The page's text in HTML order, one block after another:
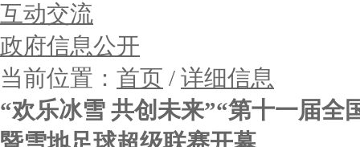
互动交流
政府信息公开
当前位置： 首页 / 详细信息
“欢乐冰雪 共创未来”“第十一届全